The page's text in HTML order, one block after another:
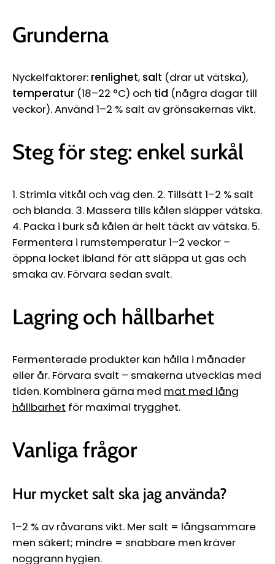
Grunderna
Nyckelfaktorer: renlighet, salt (drar ut vätska),
temperatur (18–22 °C) och tid (några dagar till
veckor). Använd 1–2 % salt av grönsakernas vikt.
Steg för steg: enkel surkål
1. Strimla vitkål och väg den. 2. Tillsätt 1–2 % salt
och blanda. 3. Massera tills kålen släpper vätska.
4. Packa i burk så kålen är helt täckt av vätska. 5.
Fermentera i rumstemperatur 1–2 veckor –
öppna locket ibland för att släppa ut gas och
smaka av. Förvara sedan svalt.
Lagring och hållbarhet
Fermenterade produkter kan hålla i månader
eller år. Förvara svalt – smakerna utvecklas med
tiden. Kombinera gärna med mat med lång
hållbarhet för maximal trygghet.
Vanliga frågor
Hur mycket salt ska jag använda?
1–2 % av råvarans vikt. Mer salt = långsammare
men säkert; mindre = snabbare men kräver
noggrann hygien.